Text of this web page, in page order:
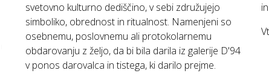
svetovno kulturno dediščino, v sebi združujejo
simboliko, obrednost in ritualnost. Namenjeni so
osebnemu, poslovnemu ali protokolarnemu
obdarovanju z željo, da bi bila darila iz galerije D'94
v ponos darovalca in tistega, ki darilo prejme.